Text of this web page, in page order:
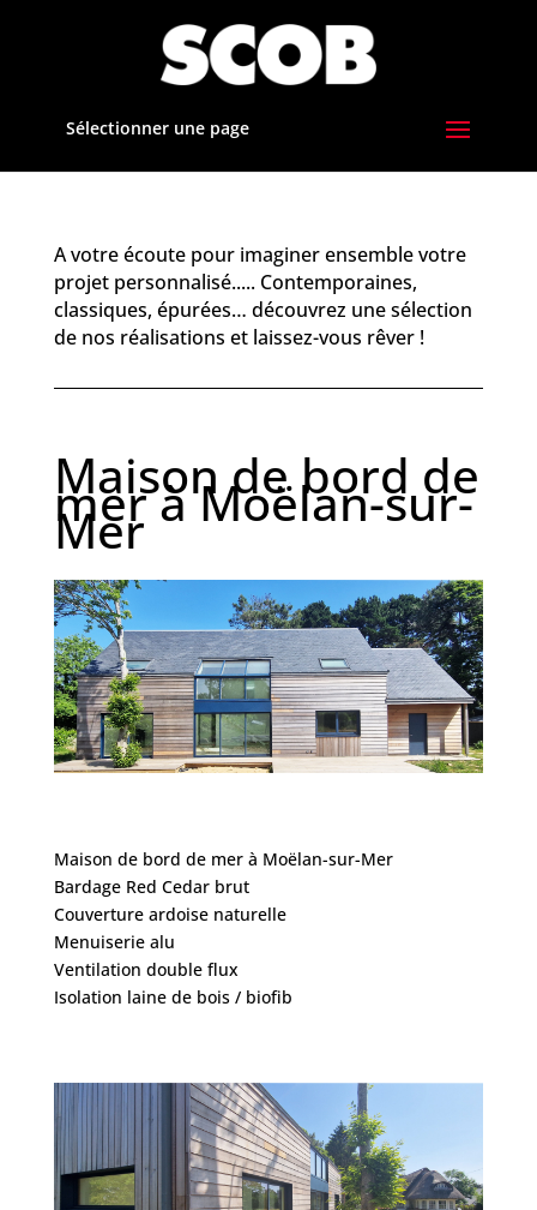
Sélectionner une page
A votre écoute pour imaginer ensemble votre
projet personnalisé..... Contemporaines,
classiques, épurées… découvrez une sélection
de nos réalisations et laissez-vous rêver !
Maison de bord de
mer à Moëlan-sur-
Mer
Maison de bord de mer à Moëlan-sur-Mer
Bardage Red Cedar brut
Couverture ardoise naturelle
Menuiserie alu
Ventilation double flux
Isolation laine de bois / biofib